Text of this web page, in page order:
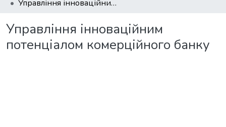
Управління інноваційним потенціалом комерційного банку
Управління інноваційним
потенціалом комерційного банку